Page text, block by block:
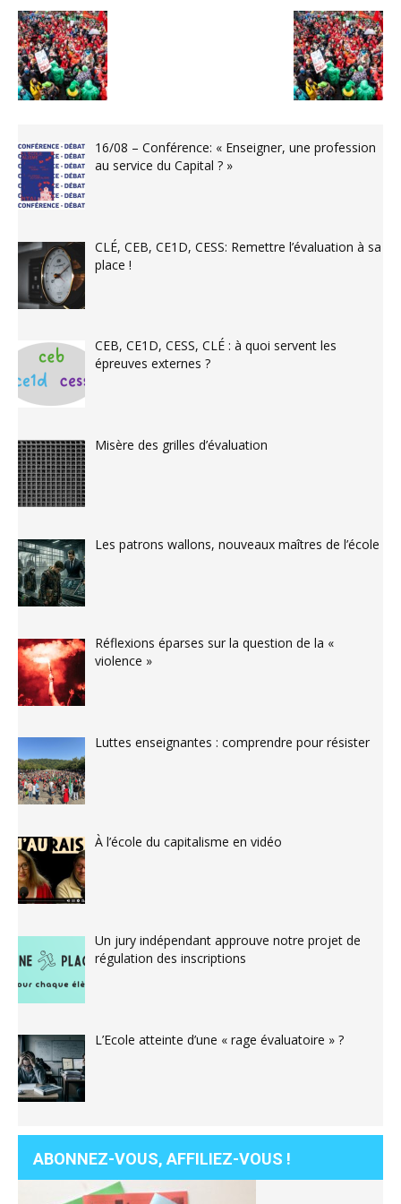
16/08 – Conférence: « Enseigner, une profession
au service du Capital ? »
CLÉ, CEB, CE1D, CESS: Remettre l’évaluation à sa
place !
CEB, CE1D, CESS, CLÉ : à quoi servent les
épreuves externes ?
Misère des grilles d’évaluation
Les patrons wallons, nouveaux maîtres de l’école
Réflexions éparses sur la question de la «
violence »
Luttes enseignantes : comprendre pour résister
À l’école du capitalisme en vidéo
Un jury indépendant approuve notre projet de
régulation des inscriptions
L’Ecole atteinte d’une « rage évaluatoire » ?
ABONNEZ-VOUS, AFFILIEZ-VOUS !